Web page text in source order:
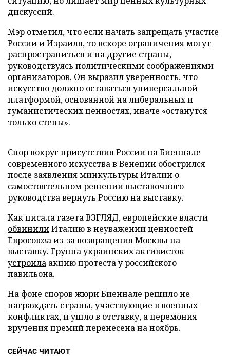
дискуссий.
Мэр отметил, что если начать запрещать участие
России и Израиля, то вскоре ограничения могут
распространиться и на другие страны,
руководствуясь политическими соображениями
организаторов. Он выразил уверенность, что
искусство должно оставаться универсальной
платформой, основанной на либеральных и
гуманистических ценностях, иначе «останутся
только стены».
Спор вокруг присутствия России на Биеннале
современного искусства в Венеции обострился
после заявления минкультуры Италии о
самостоятельном решении выставочного
руководства вернуть Россию на выставку.
Как писала газета ВЗГЛЯД, европейские власти
обвинилиИталию в неуважении ценностей
Евросоюза из-за возвращения Москвы на
выставку. Группа украинских активисток
устроила акцию протеста у российского
павильона.
На фоне споров жюри Биеннале решило не
награждать страны, участвующие в военных
конфликтах, и ушло в отставку, а церемония
вручения премий перенесена на ноябрь.
СЕЙЧАС ЧИТАЮТ